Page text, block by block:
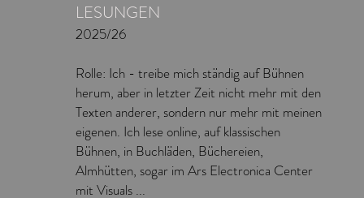
LESUNGEN
2025/26
Rolle: Ich - treibe mich ständig auf Bühnen
herum, aber in letzter Zeit nicht mehr mit den
Texten anderer, sondern nur mehr mit meinen
eigenen. Ich lese online, auf klassischen
Bühnen, in Buchläden, Büchereien,
Almhütten, sogar im Ars Electronica Center
mit Visuals ...